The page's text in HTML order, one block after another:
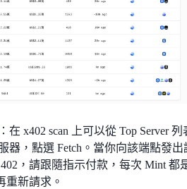
在 x402 scan 上可以從 Top Server 列
器，點選 Fetch。當你向該端點發出
，請跟隨指示付款，每次 Mint 都
重新請求。